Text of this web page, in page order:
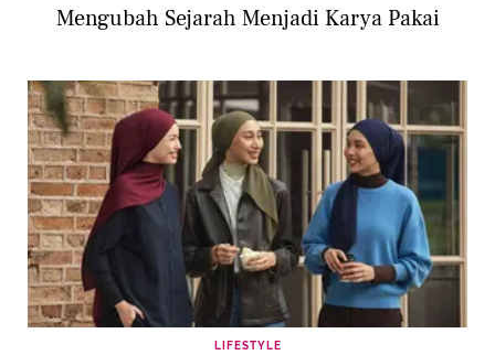
Mengubah Sejarah Menjadi Karya Pakai
LIFESTYLE